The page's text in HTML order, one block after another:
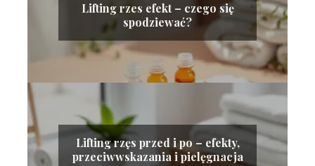
Lifting rzes efekt – czego się
spodziewać?
Lifting rzęs przed i po – efekty,
przeciwwskazania i pielęgnacja